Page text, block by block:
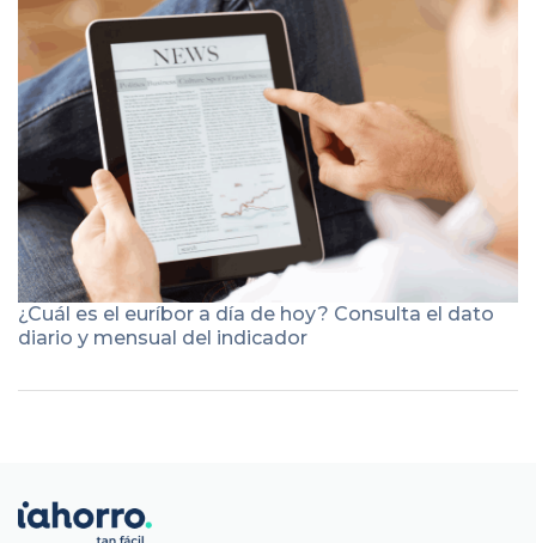
¿Cuál es el euríbor a día de hoy? Consulta el dato
diario y mensual del indicador